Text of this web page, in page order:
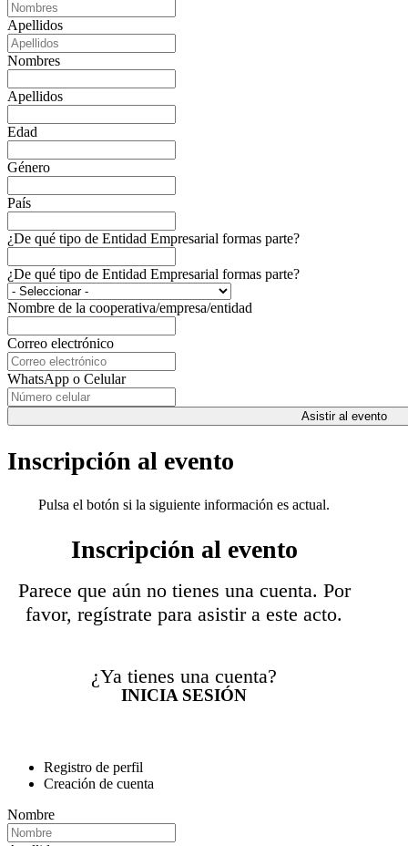
Apellidos
Nombres
Apellidos
Edad
Género
País
¿De qué tipo de Entidad Empresarial formas parte?
¿De qué tipo de Entidad Empresarial formas parte?
Nombre de la cooperativa/empresa/entidad
Correo electrónico
WhatsApp o Celular
Asistir al evento
Inscripción al evento
Pulsa el botón si la siguiente información es actual.
Inscripción al evento
Parece que aún no tienes una cuenta. Por
favor, regístrate para asistir a este acto.
¿Ya tienes una cuenta?
INICIA SESIÓN
Registro de perfil
Creación de cuenta
Nombre